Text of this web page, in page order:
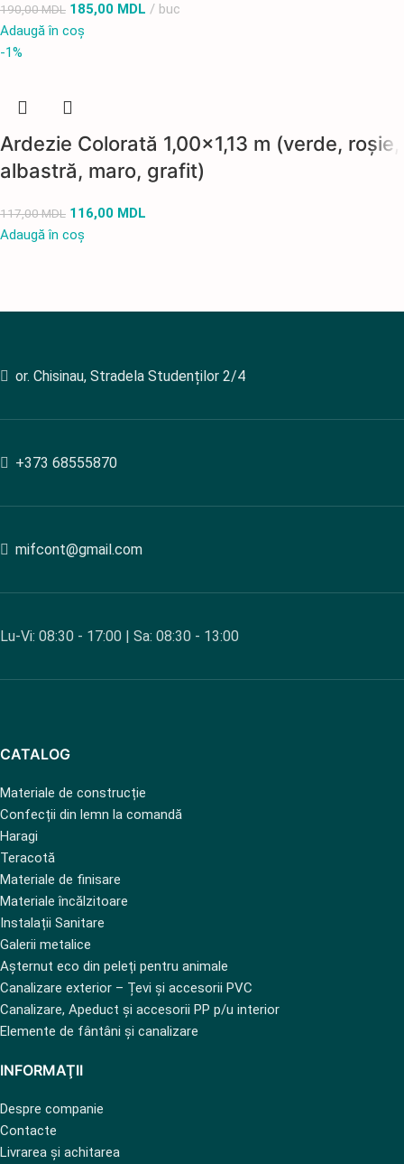
190,00MDL 185,00 MDL
buc
Adaugă în coș
-1%
Ardezie Colorată 1,00×1,13 m (verde, roșie,
albastră, maro, grafit)
117,00MDL 116,00 MDL
Adaugă în coș
or. Chisinau, Stradela Studenților 2/4
+373 68555870
mifcont@gmail.com
Lu-Vi: 08:30 - 17:00 | Sa: 08:30 - 13:00
CATALOG
Materiale de construcție
Confecții din lemn la comandă
Haragi
Teracotă
Materiale de finisare
Materiale încălzitoare
Instalații Sanitare
Galerii metalice
Așternut eco din peleți pentru animale
Canalizare exterior – Țevi și accesorii PVC
Canalizare, Apeduct și accesorii PP p/u interior
Elemente de fântâni și canalizare
INFORMAŢII
Despre companie
Contacte
Livrarea și achitarea